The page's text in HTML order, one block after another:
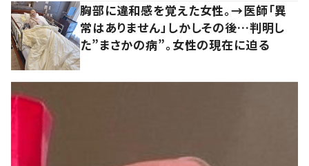
胸部に違和感を覚えた女性。→医師「異
常はありません」しかしその後…判明し
た”まさかの病”。女性の現在に迫る